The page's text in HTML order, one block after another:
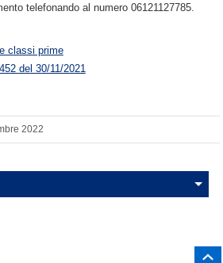
telefonando al numero 06121127785.
classi prime
del 30/11/2021
2022